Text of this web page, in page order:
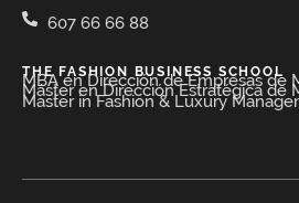
607 66 66 88
THE FASHION BUSINESS SCHOOL​
MBA en Dirección de Empresas de
Máster en Dirección Estratégica de
Master in Fashion & Luxury